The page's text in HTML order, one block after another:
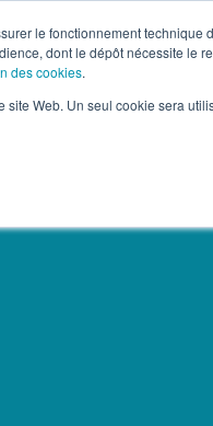
le fonctionnement technique
dont le dépôt nécessite le
des cookies.
Web. Un seul cookie sera
EVENT & EXPÉRIENCE